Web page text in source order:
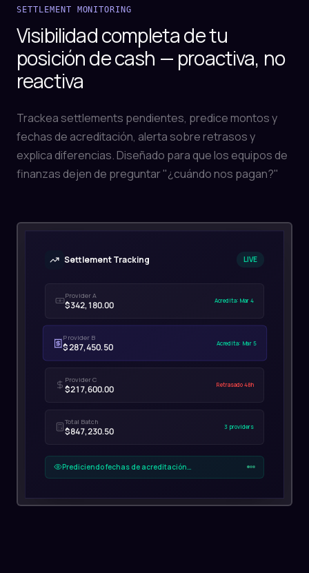
SETTLEMENT MONITORING
Visibilidad completa de tu
posición de cash — proactiva, no
reactiva
Trackea settlements pendientes, predice montos y
fechas de acreditación, alerta sobre retrasos y
explica diferencias. Diseñado para que los equipos de
finanzas dejen de preguntar "¿cuándo nos pagan?"
Settlement Tracking LIVE
Provider A
$342,180.00 Acredita: Mar 4
Provider B
$287,450.50 Acredita: Mar 5
Provider C
$217,600.00 Retrasado 48h
Total Batch
$847,230.50 3 providers
Prediciendo fechas de acreditación…